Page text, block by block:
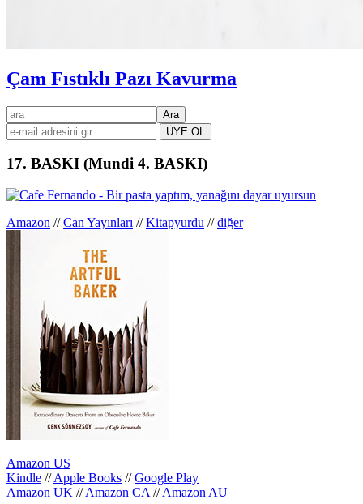
Çam Fıstıklı Pazı Kavurma
Birincil
kenar
çubuğu
ara
17. BASKI (Mundi 4. BASKI)
Amazon //Can Yayınları //Kitapyurdu //diğer
Amazon US
Kindle //Apple Books //Google Play
Amazon UK //Amazon CA //Amazon AU